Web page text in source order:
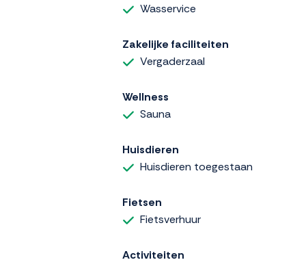
Wasservice
Zakelijke faciliteiten
Vergaderzaal
Wellness
Sauna
Huisdieren
Huisdieren toegestaan
Fietsen
Fietsverhuur
Activiteiten